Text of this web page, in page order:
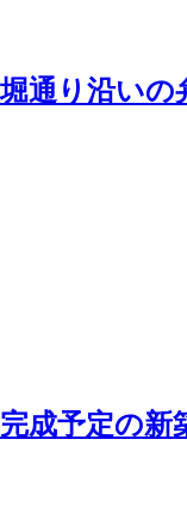
通り沿いの
成予定の新